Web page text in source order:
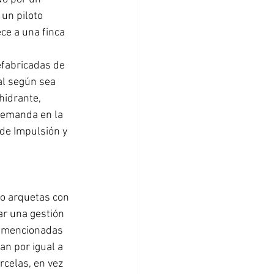
piloto
a una finca
de
según sea
en la
Impulsión y
arquetas con
una gestión
por igual a
en vez